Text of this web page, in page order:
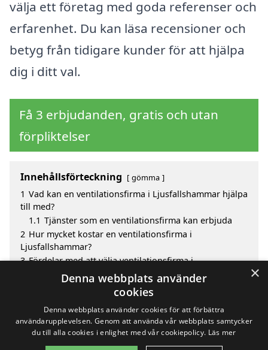
välja ett företag med goda referenser och
erfarenhet. Du kan läsa recensioner och
betyg från tidigare kunder för att hjälpa
dig i ditt val.
Få 3 erbjudanden, gratis och utan
förpliktelser
Innehållsförteckning gömma
1 Vad kan en ventilationsfirma i Ljusfallshammar hjälpa
till med?
1.1 Tjänster som en ventilationsfirma kan erbjuda
2 Hur mycket kostar en ventilationsfirma i
Ljusfallshammar?
3 Fördelar med att välja ventilationsfirma i
Ljusfallshammar
Sök efter en skicklig ventilationsfirma i de omgivande
städerna Ljusfallshammar
×
Denna webbplats använder
cookies
Denna webbplats använder cookies för att förbättra
användarupplevelsen. Genom att använda vår webbplats samtycker
du till alla cookies i enlighet med vår cookiepolicy. Läs mer